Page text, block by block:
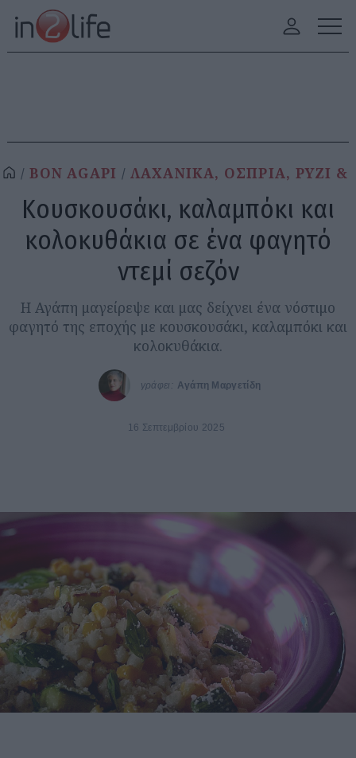
BON AGAPI ΛΑΧΑΝΙΚΑ, ΟΣΠΡΙΑ, ΡΥΖΙ &
Κουσκουσάκι, καλαμπόκι και
κολοκυθάκια σε ένα φαγητό
ντεμί σεζόν
Η Αγάπη μαγείρεψε και μας δείχνει ένα νόστιμο
φαγητό της εποχής με κουσκουσάκι, καλαμπόκι και
κολοκυθάκια.
γράφει: Αγάπη Μαργετίδη
16 Σεπτεμβρίου 2025